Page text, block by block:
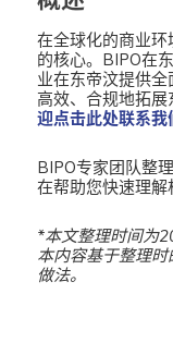
在全球化的商业
的核心。BIPO在
业在东帝汶提供
高效、合规地拓展
迎点击此处联系我
BIPO专家团队整
在帮助您快速理解
*本文整理时间为
本内容基于整理
做法。